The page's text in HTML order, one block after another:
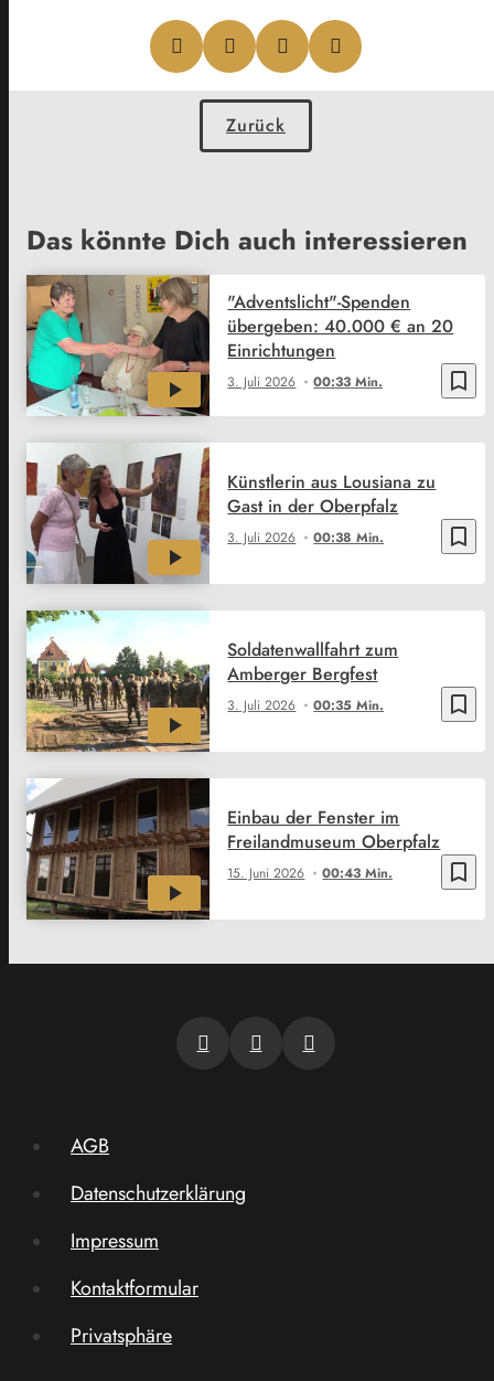
Zurück
Das könnte Dich auch interessieren
bookmark_border
3. Juli 2026 00:33 Min.
"Adventslicht"-Spenden
übergeben: 40.000 € an 20
Einrichtungen
bookmark_border
3. Juli 2026 00:38 Min.
Künstlerin aus Lousiana zu
Gast in der Oberpfalz
bookmark_border
3. Juli 2026 00:35 Min.
Soldatenwallfahrt zum
Amberger Bergfest
bookmark_border
15. Juni 2026 00:43 Min.
Einbau der Fenster im
Freilandmuseum Oberpfalz
AGB
Datenschutzerklärung
Impressum
Kontaktformular
Privatsphäre